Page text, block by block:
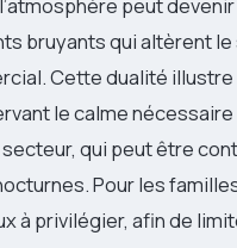
bruyants qui altèrent
Cette dualité
le calme
qui peut être
Pour les
à privilégier, afin de